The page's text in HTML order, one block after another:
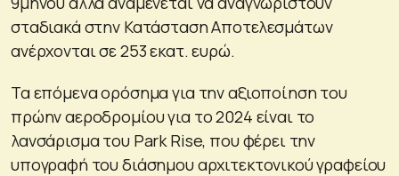
σταδιακά στην Κατάσταση Αποτελεσμάτων
ανέρχονται σε 253 εκατ. ευρώ.
Τα επόμενα ορόσημα για την αξιοποίηση του
πρώην αεροδρομίου για το 2024 είναι το
λανσάρισμα του Park Rise, που φέρει την
υπογραφή του διάσημου αρχιτεκτονικού γραφείου